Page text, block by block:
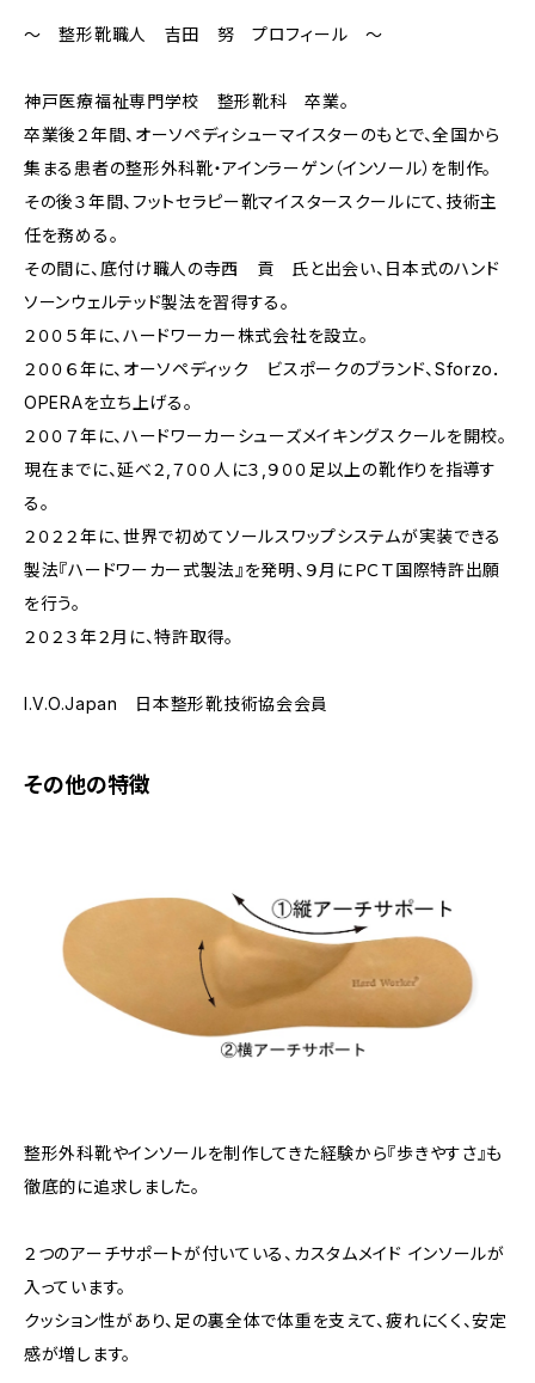
～ 整形靴職人 吉田 努 プロフィール ～
神戸医療福祉専門学校 整形靴科 卒業。
卒業後２年間、オーソペディシューマイスターのもとで、全国から
集まる患者の整形外科靴・アインラーゲン（インソール）を制作。
その後３年間、フットセラピー靴マイスタースクールにて、技術主
任を務める。
その間に、底付け職人の寺西 貢 氏と出会い、日本式のハンド
ソーンウェルテッド製法を習得する。
２００５年に、ハードワーカー株式会社を設立。
２００６年に、オーソペディック ビスポークのブランド、Sforzo．
OPERAを立ち上げる。
２００７年に、ハードワーカーシューズメイキングスクールを開校。
現在までに、延べ２,７００人に３,９００足以上の靴作りを指導す
る。
２０２２年に、世界で初めてソールスワップシステムが実装できる
製法『ハードワーカー式製法』を発明、９月にＰＣＴ国際特許出願
を行う。
２０２３年２月に、特許取得。
I.V.O.Japan 日本整形靴技術協会会員
その他の特徴
整形外科靴やインソールを制作してきた経験から『歩きやすさ』も
徹底的に追求しました。
２つのアーチサポートが付いている、カスタムメイド インソールが
入っています。
クッション性があり、足の裏全体で体重を支えて、疲れにくく、安定
感が増します。